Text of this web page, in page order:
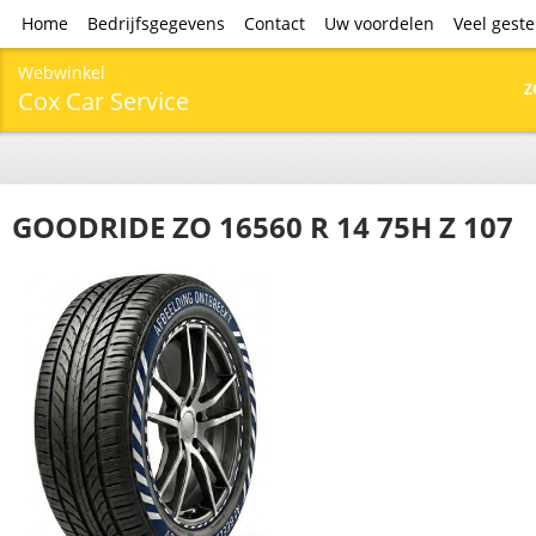
Home Bedrijfsgegevens Contact Uw voordelen Veel
Webwinkel
Cox Car Service
GOODRIDE ZO 16560 R 14 75H Z 107